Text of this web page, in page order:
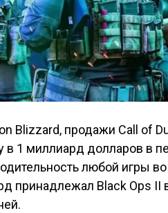
Blizzard, продажи Call of
в 1 миллиард долларов в
любой игры
принадлежал Black Ops II